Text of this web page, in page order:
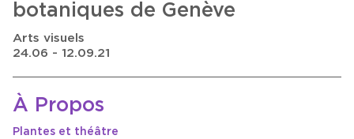
botaniques de Genève
Arts visuels
24.06 - 12.09.21
À Propos
Plantes et théâtre